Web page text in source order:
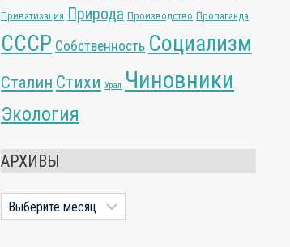
Приватизация Природа Производство Пропаганда
СССР Собственность Социализм
Сталин Стихи Урал Чиновники
Экология
АРХИВЫ
Архивы